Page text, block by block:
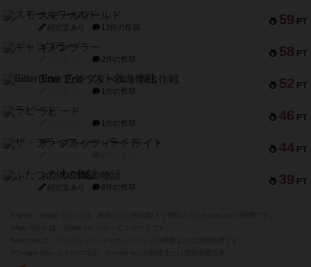
59 PT
スモールワールド
紹介文あり 13件の投稿
58 PT
ギャンブラー
2件の投稿
52 PT
Bitter End ブタペスト救出作戦
1件の投稿
46 PT
ラピード
1件の投稿
44 PT
ザ・フラッフィー・ライト
39 PT
ふたつの城の物語
紹介文あり 6件の投稿